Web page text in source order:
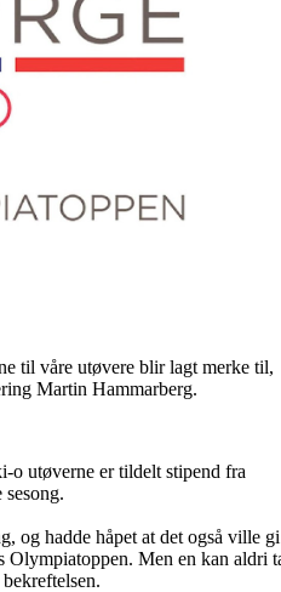
til våre utøvere blir lagt merke til,
Martin Hammarberg.
o utøverne er tildelt stipend fra
og hadde håpet at det også ville gi
Olympiatoppen. Men en kan aldri